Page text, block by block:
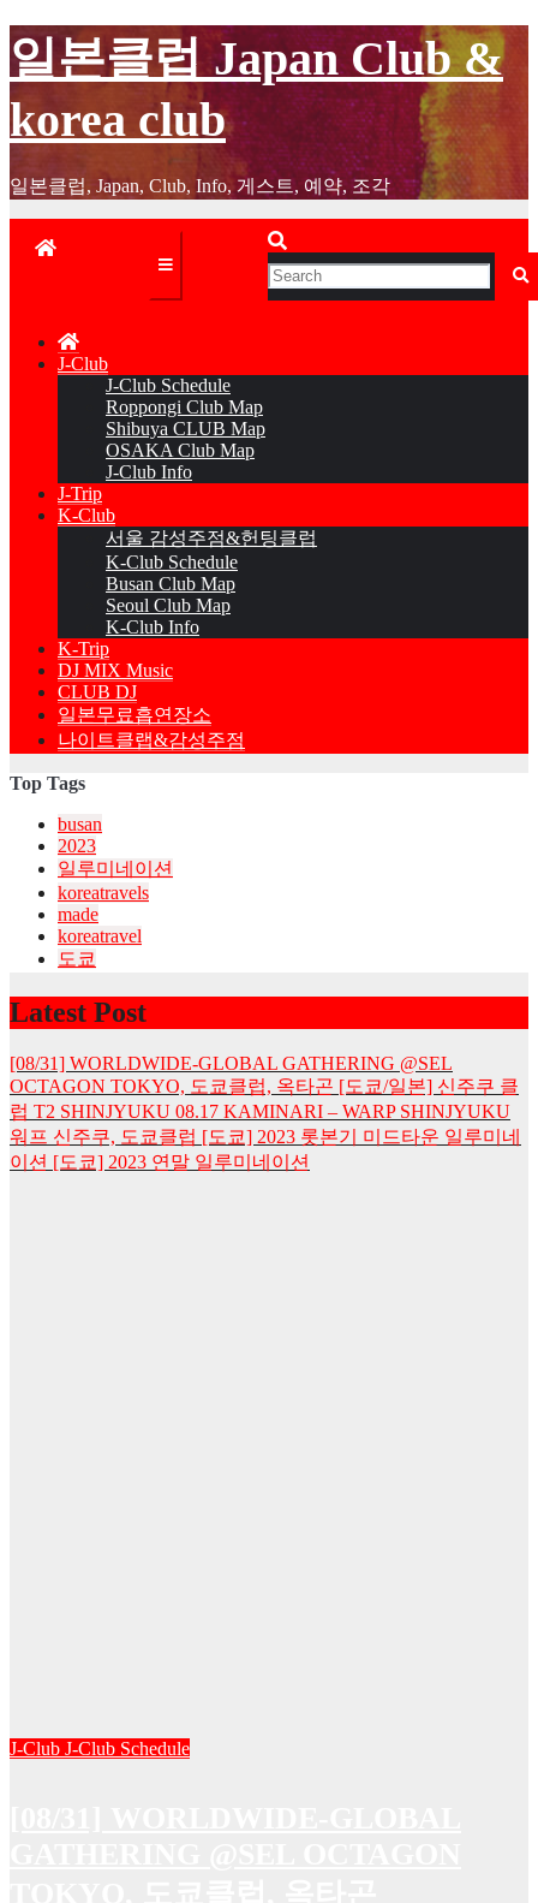
Skip
to
content
일본클럽 Japan Club &
korea club
일본클럽, Japan, Club, Info, 게스트, 예약, 조각
J-Club
J-Club Schedule
Roppongi Club Map
Shibuya CLUB Map
OSAKA Club Map
J-Club Info
J-Trip
K-Club
서울 감성주점&헌팅클럽
K-Club Schedule
Busan Club Map
Seoul Club Map
K-Club Info
K-Trip
DJ MIX Music
CLUB DJ
일본무료흡연장소
나이트클랩&감성주점
Top Tags
busan
2023
일루미네이션
koreatravels
made
koreatravel
도쿄
Latest Post
[08/31] WORLDWIDE-GLOBAL GATHERING @SEL
OCTAGON TOKYO, 도쿄클럽, 옥타곤 [도쿄/일본] 신주쿠 클
럽 T2 SHINJYUKU 08.17 KAMINARI – WARP SHINJYUKU
워프 신주쿠, 도쿄클럽 [도쿄] 2023 롯본기 미드타운 일루미네
이션 [도쿄] 2023 연말 일루미네이션
J-Club J-Club Schedule